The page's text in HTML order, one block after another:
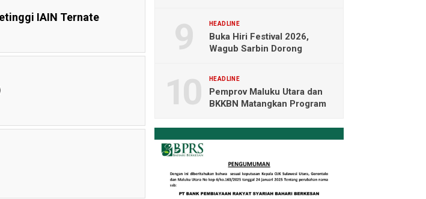
IAIN Ternate
HEADLINE
Buka Hiri Festival 2026,
Wagub Sarbin Dorong
HEADLINE
Pemprov Maluku Utara dan
BKKBN Matangkan Program